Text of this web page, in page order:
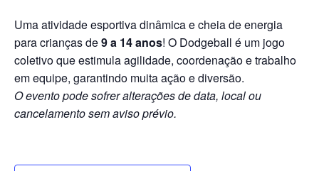
Uma atividade esportiva dinâmica e cheia de energia
para crianças de9 a 14 anos! O Dodgeball é um jogo
coletivo que estimula agilidade, coordenação e trabalho
em equipe, garantindo muita ação e diversão.
O evento pode sofrer alterações de data, local ou
cancelamento sem aviso prévio.